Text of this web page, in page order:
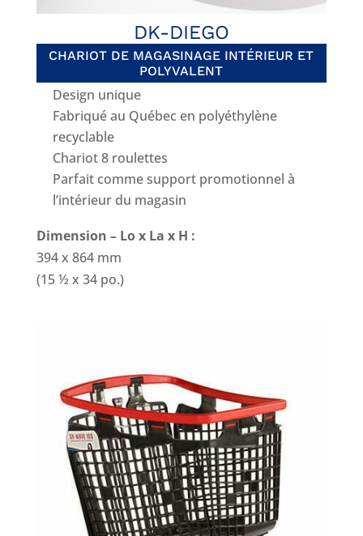
DK-DIEGO
CHARIOT DE MAGASINAGE INTÉRIEUR ET
POLYVALENT
Design unique
Fabriqué au Québec en polyéthylène
recyclable
Chariot 8 roulettes
Parfait comme support promotionnel à
l’intérieur du magasin
Dimension – Lo x La x H :
394 x 864 mm
(15 ½ x 34 po.)